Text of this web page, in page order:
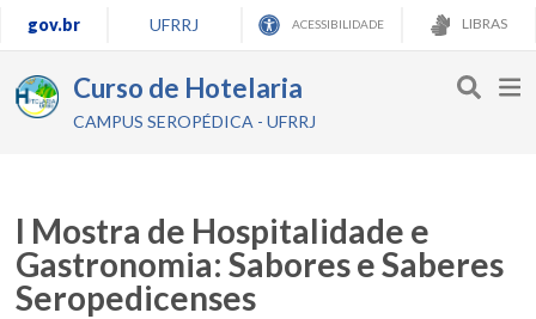
gov.br UFRRJ ACESSIBILIDADE LIBRAS
Curso de Hotelaria
CAMPUS SEROPÉDICA - UFRRJ
I Mostra de Hospitalidade e
Gastronomia: Sabores e Saberes
Seropedicenses